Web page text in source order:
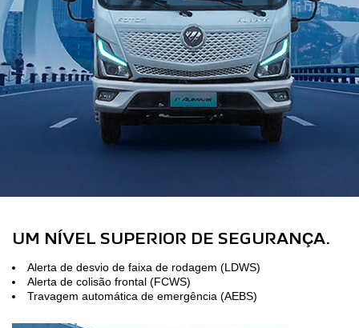
UM NÍVEL SUPERIOR DE SEGURANÇA.
Alerta de desvio de faixa de rodagem (LDWS)
Alerta de colisão frontal (FCWS)
Travagem automática de emergência (AEBS)